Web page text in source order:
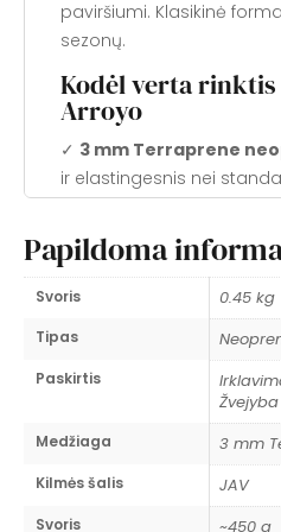
paviršiumi. Klasikinė
sezonų.
Kodėl verta rinktis
Arroyo
✓ 3 mm Terraprene
ir elastingesnis nei
✓Guminė padangė—
drėgnų akmenų, laiptų ir
kokiomis sąlygomis
YKK® čiurnies
atsiveria, lengvai
Greitai džiūstantis
nekaupią vandens, pėdos
Papildoma
Svoris 0.45 kg
Tipas
Paskirtis
Žvejyba
Medžiaga 3 mm
Kilmės šalis JAV
Svoris ~450 g